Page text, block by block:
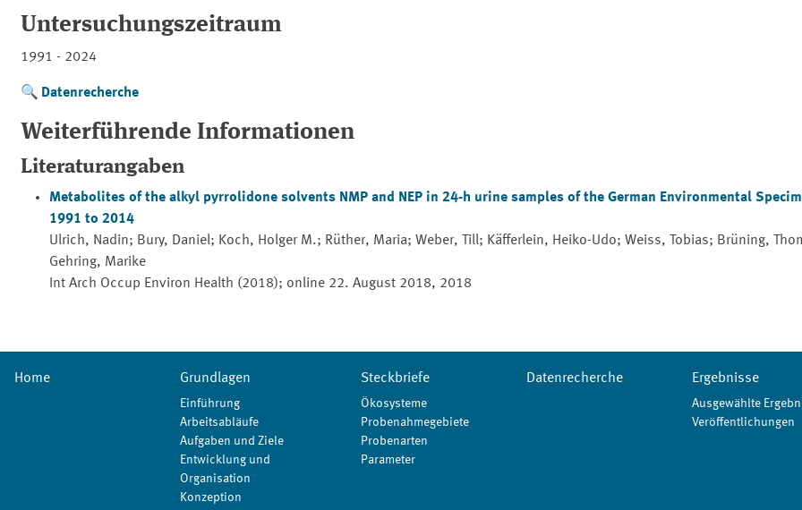
Untersuchungszeitraum
1991 - 2024
Datenrecherche
Weiterführende Informationen
Literaturangaben
Metabolites of the alkyl pyrrolidone solvents NMP and NEP in 24-h urine samples of the German Environmental
1991 to 2014
Ulrich, Nadin; Bury, Daniel; Koch, Holger M.; Rüther, Maria; Weber, Till; Käfferlein, Heiko-Udo; Weiss, Tobias; Brüning,
Gehring, Marike
Int Arch Occup Environ Health (2018); online 22. August 2018, 2018
Home Grundlagen
Einführung
Arbeitsabläufe
Aufgaben und Ziele
Entwicklung und
Organisation
Konzeption
Steckbriefe
Ökosysteme
Probenahmegebiete
Probenarten
Parameter
Datenrecherche Ergebnisse
Ausgewählte
Veröffentlichungen